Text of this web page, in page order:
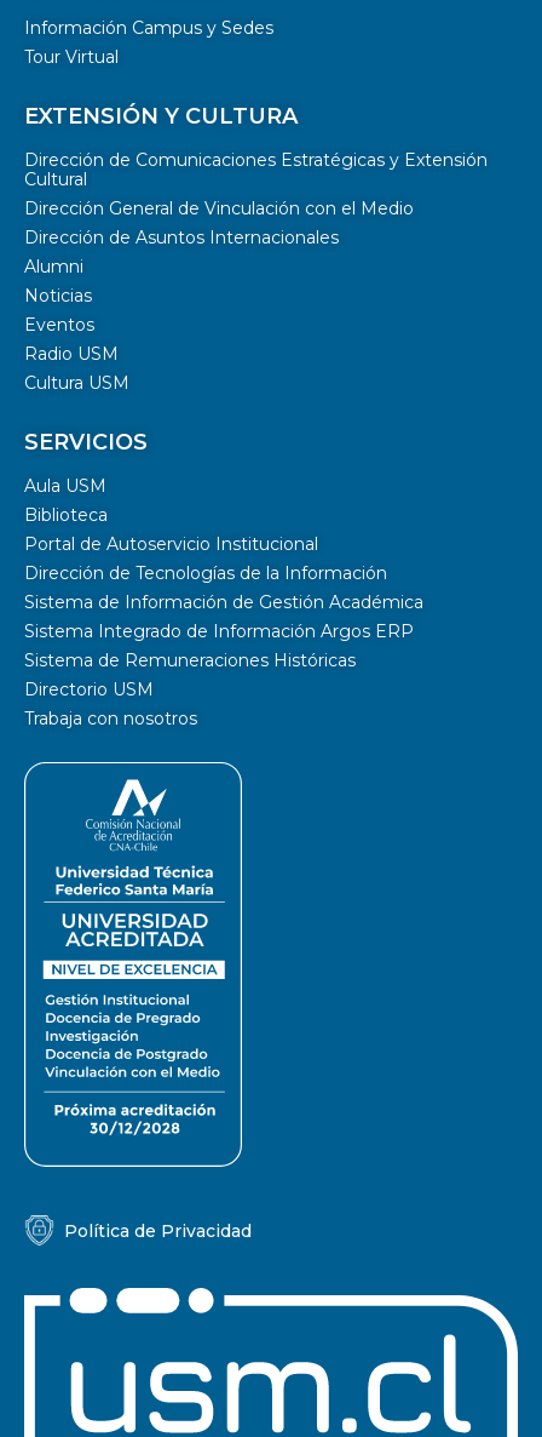
Información Campus y Sedes
Tour Virtual
EXTENSIÓN Y CULTURA
Dirección de Comunicaciones Estratégicas y Extensión
Cultural
Dirección General de Vinculación con el Medio
Dirección de Asuntos Internacionales
Alumni
Noticias
Eventos
Radio USM
Cultura USM
SERVICIOS
Aula USM
Biblioteca
Portal de Autoservicio Institucional
Dirección de Tecnologías de la Información
Sistema de Información de Gestión Académica
Sistema Integrado de Información Argos ERP
Sistema de Remuneraciones Históricas
Directorio USM
Trabaja con nosotros
Política de Privacidad